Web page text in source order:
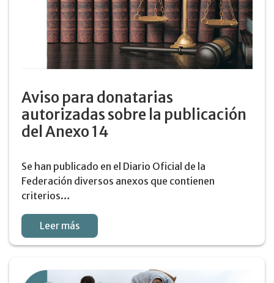
Aviso para donatarias
autorizadas sobre la publicación
del Anexo 14
Se han publicado en el Diario Oficial de la
Federación diversos anexos que contienen
criterios…
Leer más